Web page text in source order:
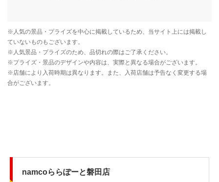
namcoららぽーと磐田店